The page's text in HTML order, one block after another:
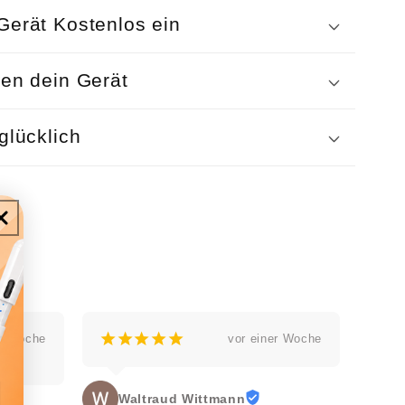
Kostenlos ein
dein Gerät
Woche ¡¡¡¡¡ vor einer Woche